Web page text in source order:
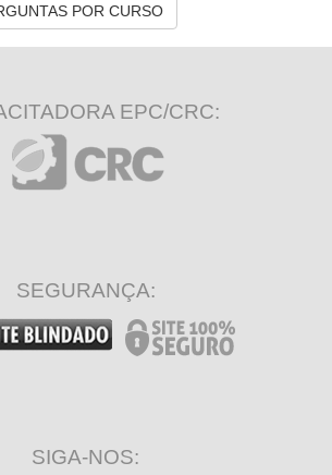
POR CURSO
EPC/CRC:
SEGURANÇA:
SIGA-NOS: